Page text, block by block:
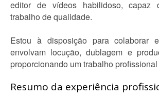
editor de vídeos habilidoso, capaz
trabalho de qualidade.
Estou à disposição para colaborar
envolvam locução, dublagem e
proporcionando um trabalho
Resumo da experiência